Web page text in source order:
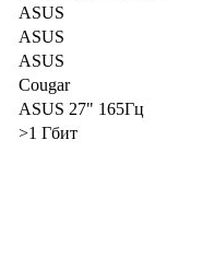
ASUS
ASUS
ASUS
Cougar
ASUS 27" 165Гц
>1 Гбит